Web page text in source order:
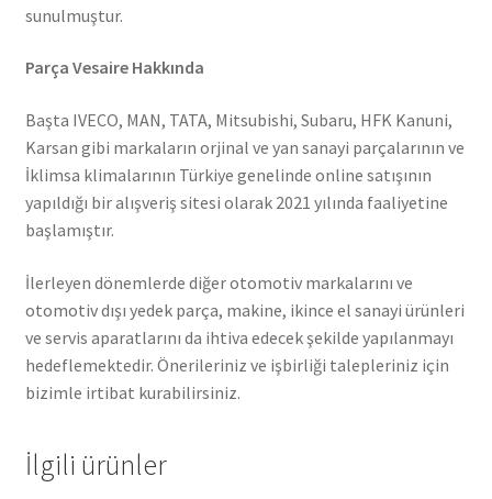
sunulmuştur.
Parça Vesaire Hakkında
Başta IVECO, MAN, TATA, Mitsubishi, Subaru, HFK Kanuni,
Karsan gibi markaların orjinal ve yan sanayi parçalarının ve
İklimsa klimalarının Türkiye genelinde online satışının
yapıldığı bir alışveriş sitesi olarak 2021 yılında faaliyetine
başlamıştır.
İlerleyen dönemlerde diğer otomotiv markalarını ve
otomotiv dışı yedek parça, makine, ikince el sanayi ürünleri
ve servis aparatlarını da ihtiva edecek şekilde yapılanmayı
hedeflemektedir. Önerileriniz ve işbirliği talepleriniz için
bizimle irtibat kurabilirsiniz.
İlgili ürünler